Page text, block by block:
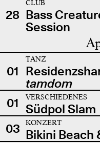
28
CLUB
Bass
Session
01
TANZ
tamdom
01
VERSCHIEDENES
Südpol Slam
03
KONZERT
Bikini Beach